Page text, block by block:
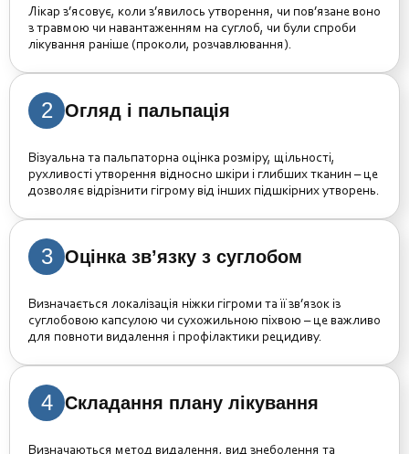
Лікар з’ясовує, коли з’явилось утворення, чи пов’язане воно
з травмою чи навантаженням на суглоб, чи були спроби
лікування раніше (проколи, розчавлювання).
2 Огляд і пальпація
Візуальна та пальпаторна оцінка розміру, щільності,
рухливості утворення відносно шкіри і глибших тканин – це
дозволяє відрізнити гігрому від інших підшкірних утворень.
3 Оцінка зв’язку з суглобом
Визначається локалізація ніжки гігроми та її зв’язок із
суглобовою капсулою чи сухожильною піхвою – це важливо
для повноти видалення і профілактики рецидиву.
4 Складання плану лікування
Визначаються метод видалення, вид знеболення та